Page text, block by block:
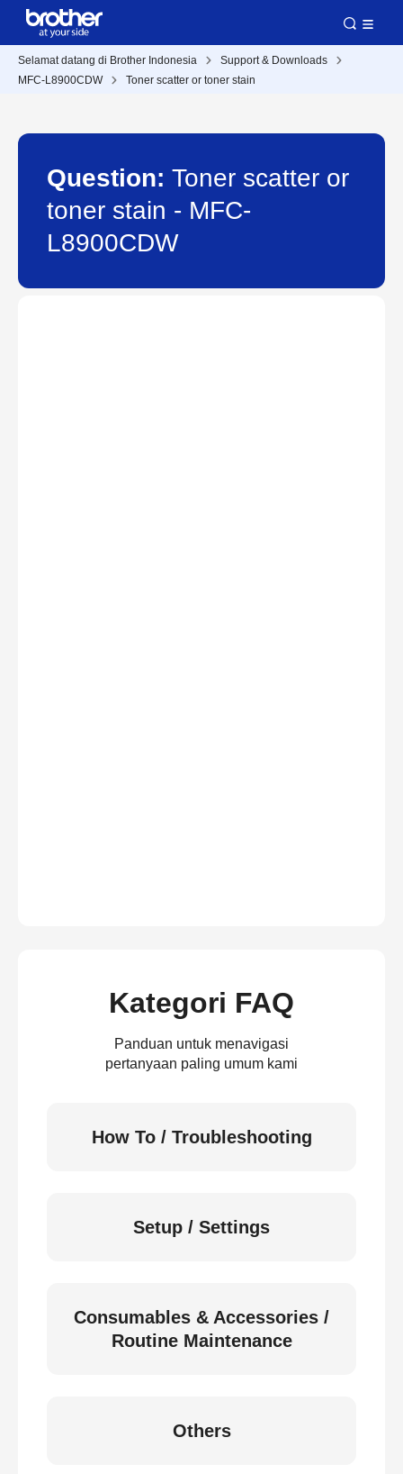
Selamat datang di Brother Indonesia
Support & Downloads
MFC-L8900CDW
Toner scatter or toner stain
Question: Toner scatter or
toner stain - MFC-
L8900CDW
Kategori FAQ
Panduan untuk menavigasi
pertanyaan paling umum kami
How To / Troubleshooting
Setup / Settings
Consumables & Accessories /
Routine Maintenance
Others